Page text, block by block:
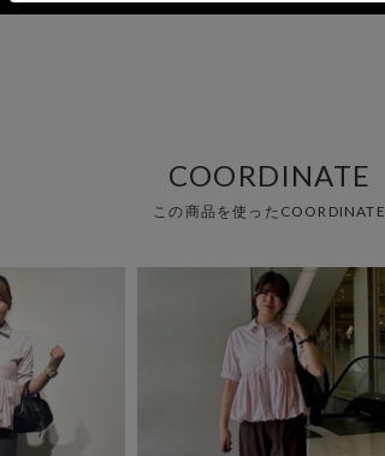
COORDINATE
この商品を使ったCOORDINATE